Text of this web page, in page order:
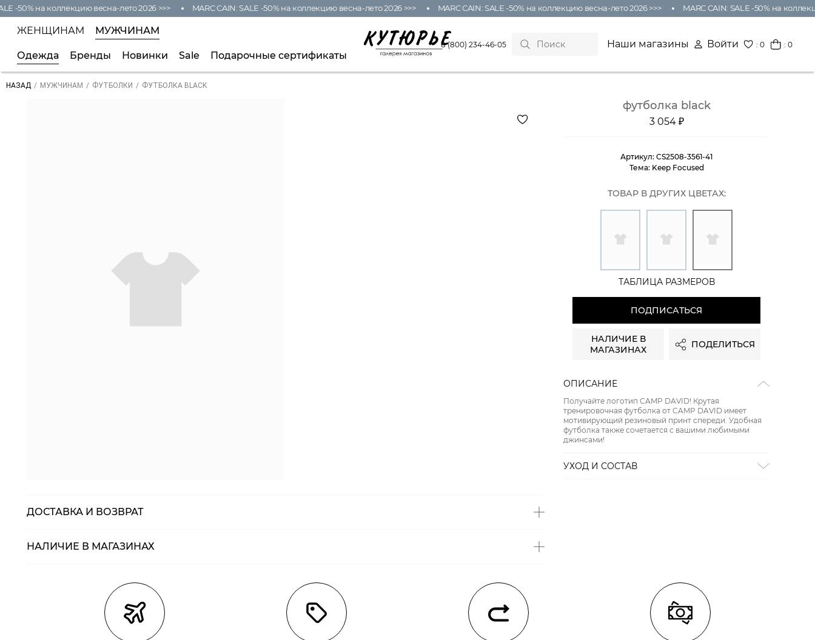
-50% на коллекцию весна-лето 2026 >>> MARC CAIN: SALE -50% на коллекцию весна-лето 2026 >>> MARC CAIN: SALE -50% на коллекцию весна-лето 2026 >>> MARC CAIN: SALE -50% на
ЖЕНЩИНАМ МУЖЧИНАМ
Одежда Бренды Новинки Sale Подарочные сертификаты
8 (800) 234-46-05 Наши магазины Войти :0 : 0
НАЗАД / МУЖЧИНАМ / ФУТБОЛКИ / ФУТБОЛКА BLACK
ДОСТАВКА И ВОЗВРАТ
Курьерская доставка СДЭК
Самовывоз из пункта выдачи СДЭК
Самовывоз из наших магазинов
НАЛИЧИЕ В МАГАЗИНАХ
футболка black
3 054 ₽
Артикул:CS2508-3561-41
Тема: Keep Focused
ТОВАР В ДРУГИХ ЦВЕТАХ:
ТАБЛИЦА РАЗМЕРОВ
ПОДПИСАТЬСЯ
НАЛИЧИЕ В
МАГАЗИНАХ
ПОДЕЛИТЬСЯ
ОПИСАНИЕ
Получайте логотип CAMP DAVID! Крутая
тренировочная футболка от CAMP DAVID имеет
мотивирующий резиновый принт спереди. Удобная
футболка также сочетается с вашими любимыми
джинсами!
УХОД И СОСТАВ